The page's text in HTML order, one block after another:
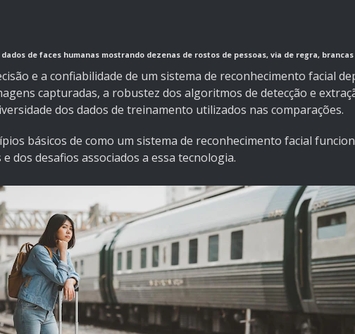
de faces humanas mostrando dezenas de rostos de pessoas, via de regra, brancas
e a confiabilidade de um sistema de reconhecimento facial
capturadas, a robustez dos algoritmos de detecção e
dos dados de treinamento utilizados nas comparações.
básicos de como um sistema de reconhecimento facial
dos desafios associados a essa tecnologia.